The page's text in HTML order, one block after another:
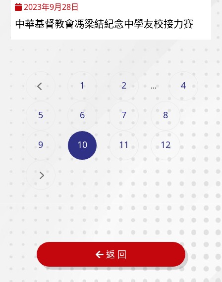
2023年9月28日
中華基督教會馮梁結紀念中學友校接力賽
1 2 ... 4
5 6 7 8
9 10 11 12
返 回